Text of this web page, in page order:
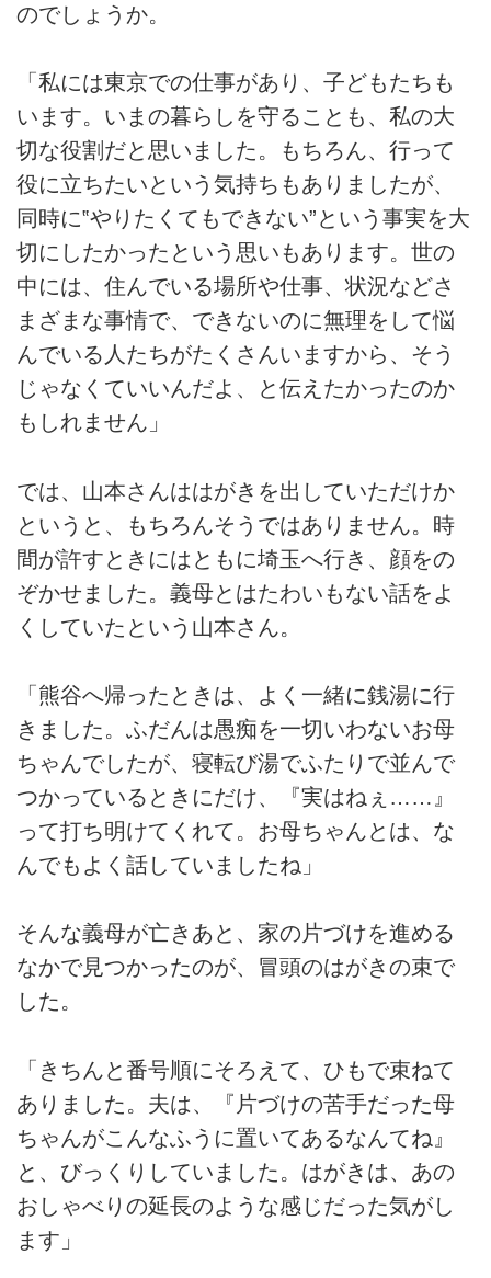
のでしょうか。
「私には東京での仕事があり、子どもたちも
います。いまの暮らしを守ることも、私の大
切な役割だと思いました。もちろん、行って
役に立ちたいという気持ちもありましたが、
同時に‟やりたくてもできない”という事実を大
切にしたかったという思いもあります。世の
中には、住んでいる場所や仕事、状況などさ
まざまな事情で、できないのに無理をして悩
んでいる人たちがたくさんいますから、そう
じゃなくていいんだよ、と伝えたかったのか
もしれません」
では、山本さんははがきを出していただけか
というと、もちろんそうではありません。時
間が許すときにはともに埼玉へ行き、顔をの
ぞかせました。義母とはたわいもない話をよ
くしていたという山本さん。
「熊谷へ帰ったときは、よく一緒に銭湯に行
きました。ふだんは愚痴を一切いわないお母
ちゃんでしたが、寝転び湯でふたりで並んで
つかっているときにだけ、『実はねぇ……』
って打ち明けてくれて。お母ちゃんとは、な
んでもよく話していましたね」
そんな義母が亡きあと、家の片づけを進める
なかで見つかったのが、冒頭のはがきの束で
した。
「きちんと番号順にそろえて、ひもで束ねて
ありました。夫は、『片づけの苦手だった母
ちゃんがこんなふうに置いてあるなんてね』
と、びっくりしていました。はがきは、あの
おしゃべりの延長のような感じだった気がし
ます」